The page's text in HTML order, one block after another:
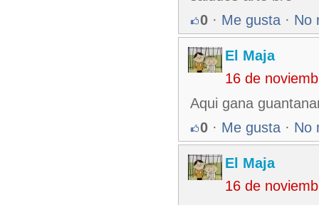
0 · Me gusta · No
El Maja
16 de
Aqui gana
0 · Me gusta · No
El Maja
16 de